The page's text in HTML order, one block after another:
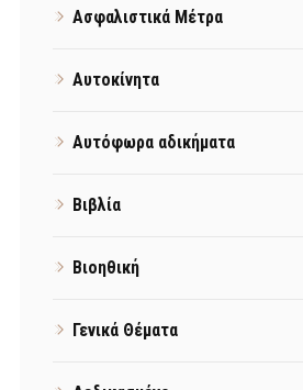
Ασφαλιστικά Μέτρα
Αυτοκίνητα
Αυτόφωρα αδικήματα
Βιβλία
Βιοηθική
Γενικά Θέματα